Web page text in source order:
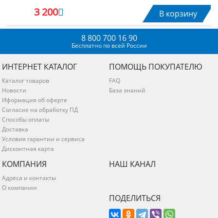
3 200 В корзину
8 800 700 16 90
Бесплатно по всей России
ИНТЕРНЕТ КАТАЛОГ
Каталог товаров
Новости
Иформация об оферте
Согласие на обработку ПД
Способы оплаты
Доставка
Условия гарантии и сервиса
Дисконтная карта
ПОМОЩЬ ПОКУПАТЕЛЮ
FAQ
База знаний
КОМПАНИЯ
Адреса и контакты
О компании
НАШ КАНАЛ
ПОДЕЛИТЬСЯ